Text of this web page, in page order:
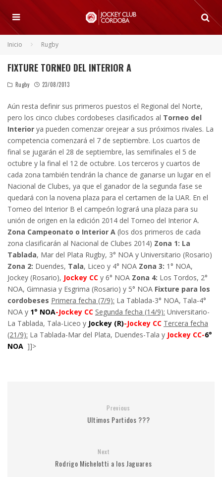
Inicio Rugby
FIXTURE TORNEO DEL INTERIOR A
Rugby 23/08/2013
Aún resta definir sus primeros puestos el Regional del Norte,
pero los cinco clubes cordobeses clasificados al Torneo del
Interior ya pueden comenzar orejear a sus próximos rivales. La
competencia comenzará el 7 de septiembre. Los cuartos de
final se jugarán el 28 de septiembre, las semifinales el 5 de
octubre y la final el 12 de octubre. Los terceros y cuartos de
cada zona también tendrán la chance de ganarse un lugar en el
Nacional de Clubes, ya que el ganador de la segunda fase se
quedará con la novena plaza para el certamen de la UAR. En el
Torneo del Interior B el campeón logrará una plaza para su
unión de origen en la edición 2014 del Torneo del Interior A.
Zona Campeonato o Interior A (los dos primeros de cada
zona clasificarán al Nacional de Clubes 2014) Zona 1: La
Tablada, Mar del Plata Rugby, 3° NOA y Universitario (Rosario)
Zona 2: Duendes, Tala, Liceo y 4° NOA Zona 3: 1° NOA,
Jockey (Rosario), Jockey CC y 6° NOA Zona 4: Los Tordos, 2°
NOA, Gimnasia y Esgrima (Rosario) y 5° NOA Fixture para los
cordobeses Primera fecha (7/9): La Tablada-3° NOA, Tala-4°
NOA y 1° NOA-Jockey CC Segunda fecha (14/9): Universitario-
La Tablada, Tala-Liceo y Jockey (R)-Jockey CC Tercera fecha
(21/9): La Tablada-Mar del Plata, Duendes-Tala y Jockey CC-6°
NOA ]]>
Previous
Ultimos Partidos ???
Next
Rodrigo Michelotti a los Jaguares